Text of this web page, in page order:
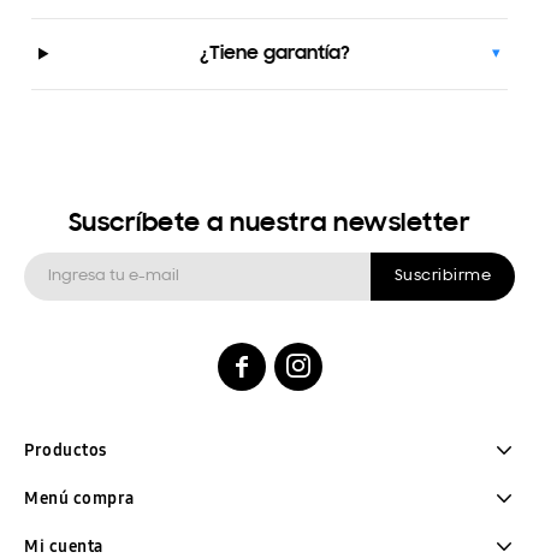
¿Tiene garantía? ▾
Menú compra
Mi cuenta
Productos
Suscríbete a nuestra newsletter
Suscribirme
 